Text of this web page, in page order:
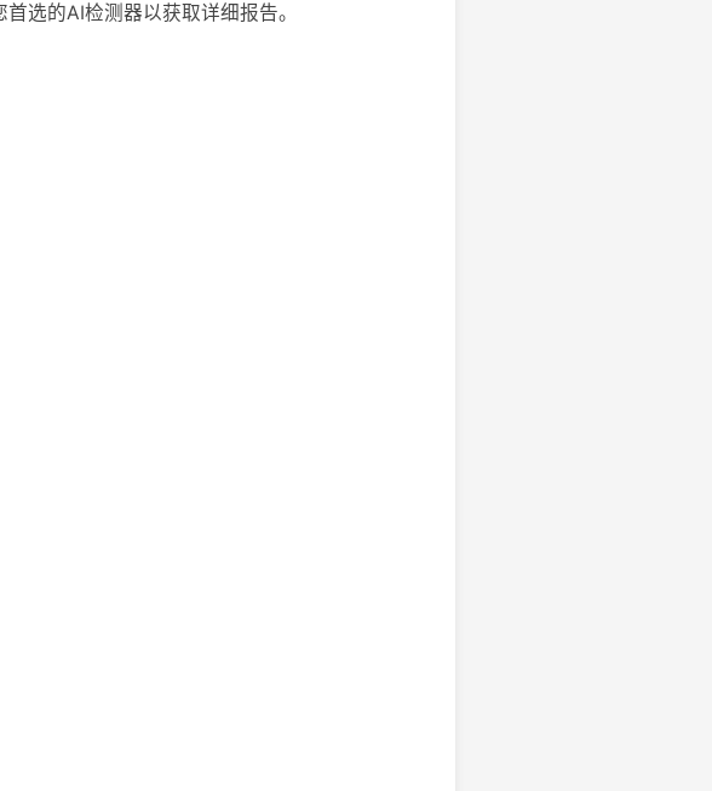
选的AI检测器以获取详细报告。